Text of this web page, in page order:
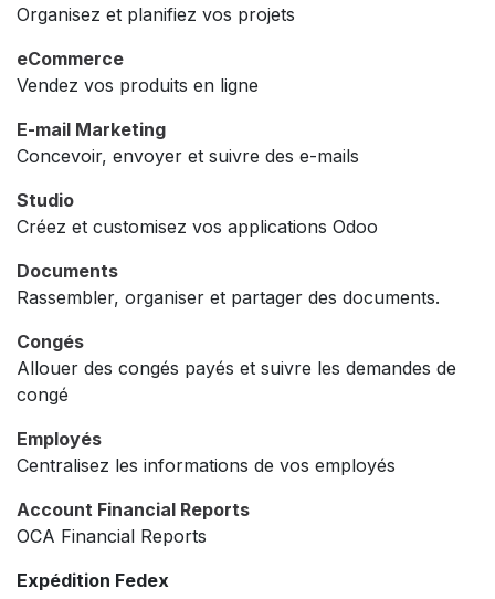
Organisez et planifiez vos projets
eCommerce
Vendez vos produits en ligne
E-mail Marketing
Concevoir, envoyer et suivre des e-mails
Studio
Créez et customisez vos applications Odoo
Documents
Rassembler, organiser et partager des documents.
Congés
Allouer des congés payés et suivre les demandes de
congé
Employés
Centralisez les informations de vos employés
Account Financial Reports
OCA Financial Reports
Expédition Fedex